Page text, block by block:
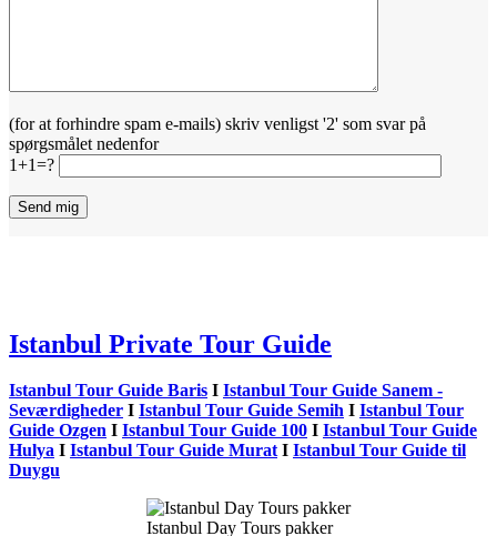
(for at forhindre spam e-mails) skriv venligst '2' som svar på
spørgsmålet nedenfor
1+1=?
Istanbul Private Tour Guide
Istanbul Tour Guide Baris I Istanbul Tour Guide Sanem -
Seværdigheder I Istanbul Tour Guide Semih I Istanbul Tour
Guide Ozgen I Istanbul Tour Guide 100 I Istanbul Tour Guide
Hulya I Istanbul Tour Guide MuratI Istanbul Tour Guide til
Duygu
Istanbul Day Tours pakker